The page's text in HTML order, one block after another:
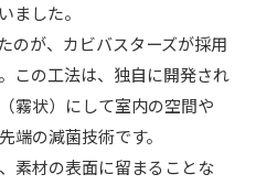
ました。
のが、カビバスターズが採用
この工法は、独自に開発され
霧状）にして室内の空間や
端の減菌技術です。
素材の表面に留まることな